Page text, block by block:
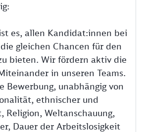
es, allen Kandidat:innen bei
gleichen Chancen für den
bieten. Wir fördern aktiv die
in unseren Teams.
Bewerbung, unabhängig von
ethnischer und
Religion, Weltanschauung,
Dauer der Arbeitslosigkeit